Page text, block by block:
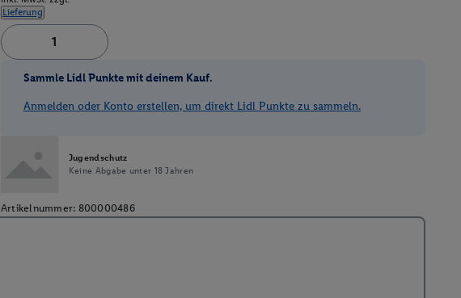
Lieferung
Sammle Lidl Punkte mit deinem Kauf.
Anmelden oder Konto erstellen, um direkt Lidl Punkte zu sammeln.
Jugendschutz
Keine Abgabe unter 18 Jahren
Artikelnummer: 800000486